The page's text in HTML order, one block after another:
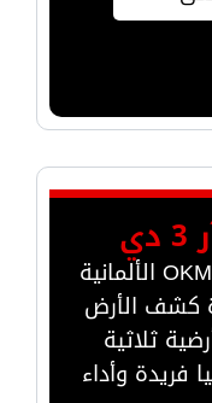
جيبارد جي بي آر من شركة OKM الألمانية
كشف الأرض
ثلاثية
فريدة وأداء